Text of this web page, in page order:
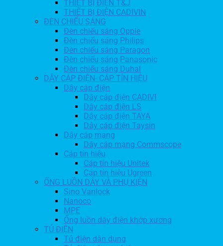
THIẾT BỊ ĐIỆN T&J
THIẾT BỊ ĐIỆN CADIVIN
ĐÈN CHIẾU SÁNG
Đèn chiếu sáng Opple
Đèn chiếu sáng Philips
Đèn chiếu sáng Paragon
Đèn chiếu sáng Panasonic
Đèn chiếu sáng Duhal
DÂY CÁP ĐIỆN- CÁP TÍN HIỆU
Dây cáp điện
Dây cáp điện CADIVI
Dây cáp điện LS
Dây cáp điện TAYA
Dây cáp điện Taysin
Dây cáp mạng
Dây cáp mạng Commscope
Cáp tín hiệu
Cáp tín hiệu Unitek
Cáp tín hiệu Ugreen
ỐNG LUỒN DÂY VÀ PHỤ KIỆN
Sino Vanlock
Nanoco
MPE
Ống luồn dây điện khớp xương
TỦ ĐIỆN
Tủ điện dân dụng